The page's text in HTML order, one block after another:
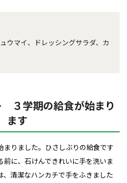
ウマイ、ドレッシングサラダ、カ
３学期の給食が始まり
ます
まりました。ひさしぶりの給食です
に、石けんできれいに手を洗いま
、清潔なハンカチで手をふきました